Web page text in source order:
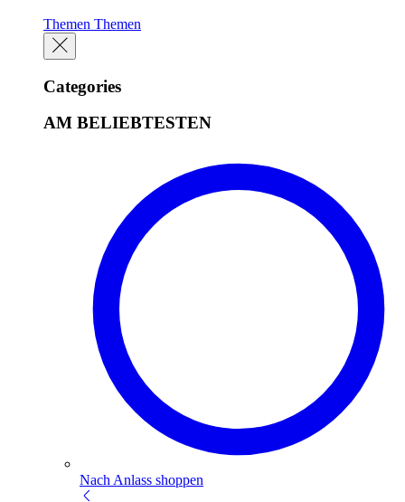
Themen Themen
Categories
AM BELIEBTESTEN
Nach Anlass shoppen